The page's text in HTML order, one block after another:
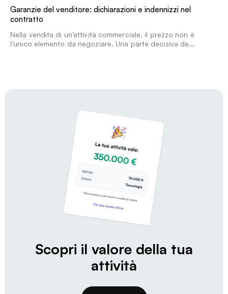
Garanzie del venditore: dichiarazioni e indennizzi nel
contratto
Nella vendita di un’attività commerciale, il prezzo non è
l’unico elemento da negoziare. Una parte decisiva de...
Scopri il valore della tua
attività